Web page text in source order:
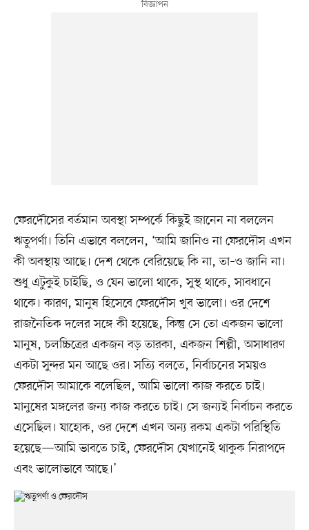
ফেরদৌসের বর্তমান অবস্থা সম্পর্কে কিছুই জানেন না বললেন
ঋতুপর্ণা। তিনি এভাবে বললেন, ‘আমি জানিও না ফেরদৌস এখন
কী অবস্থায় আছে। দেশ থেকে বেরিয়েছে কি না, তা–ও জানি না।
শুধু এটুকুই চাইছি, ও যেন ভালো থাকে, সুস্থ থাকে, সাবধানে
থাকে। কারণ, মানুষ হিসেবে ফেরদৌস খুব ভালো। ওর দেশে
রাজনৈতিক দলের সঙ্গে কী হয়েছে, কিন্তু সে তো একজন ভালো
মানুষ, চলচ্চিত্রের একজন বড় তারকা, একজন শিল্পী, অসাধারণ
একটা সুন্দর মন আছে ওর। সত্যি বলতে, নির্বাচনের সময়ও
ফেরদৌস আমাকে বলেছিল, আমি ভালো কাজ করতে চাই।
মানুষের মঙ্গলের জন্য কাজ করতে চাই। সে জন্যই নির্বাচন করতে
এসেছিল। যাহোক, ওর দেশে এখন অন্য রকম একটা পরিস্থিতি
হয়েছে—আমি ভাবতে চাই, ফেরদৌস যেখানেই থাকুক নিরাপদে
এবং ভালোভাবে আছে।’